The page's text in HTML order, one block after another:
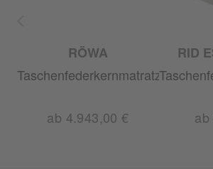
RÖWA
Taschenfederkernmatratze
ab 4.943,00 €
RID